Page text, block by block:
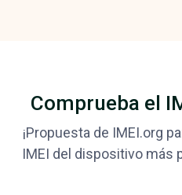
Comprueba el
¡Propuesta de IMEI.org
IMEI del dispositivo más